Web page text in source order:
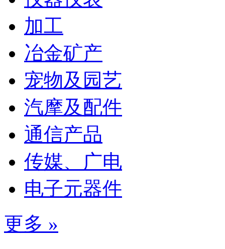
加工
冶金矿产
宠物及园艺
汽摩及配件
通信产品
传媒、广电
电子元器件
更多 »